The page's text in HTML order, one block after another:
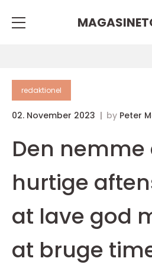
redaktionel
02. November 2023 by Peter
Den nemme
hurtige
at lave god
at bruge